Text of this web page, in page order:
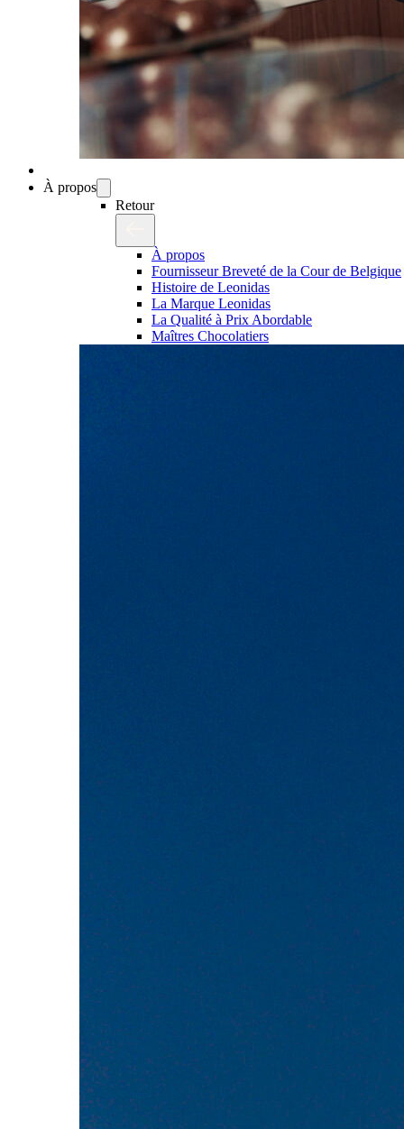
À propos
Retour
À propos
Fournisseur Breveté de la Cour de Belgique
Histoire de Leonidas
La Marque Leonidas
La Qualité à Prix Abordable
Maîtres Chocolatiers